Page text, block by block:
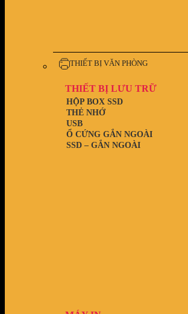
THIẾT BỊ VĂN PHÒNG
THIẾT BỊ LƯU TRỮ
SSD – GẮN NGOÀI
Ổ CỨNG GẮN NGOÀI
USB
THẺ NHỚ
HỘP BOX SSD